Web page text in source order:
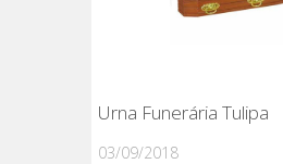
Urna Funerária Tulipa
03/09/2018